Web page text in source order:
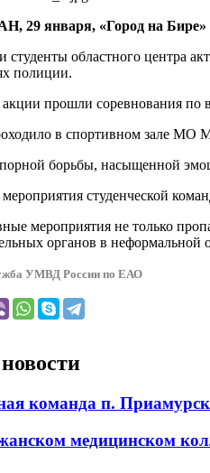
января, «Город на Бире» -
студенты областного центра
полиции.
прошли соревнования
в спортивном зале МО
борьбы, насыщенной
студенческой
мероприятия не только
органов в неформальной
УМВД России по ЕАО
команда п.
медицинском